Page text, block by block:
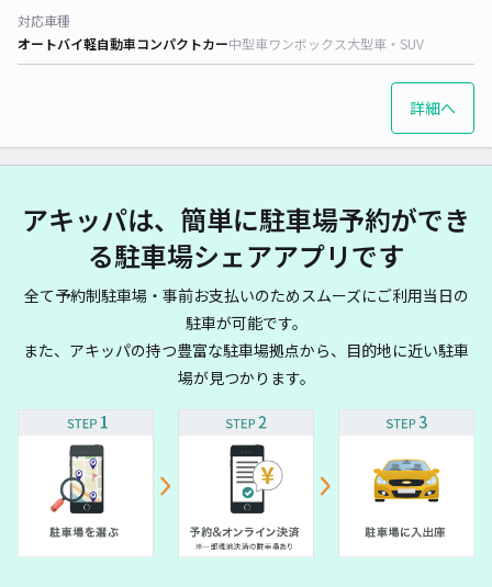
対応車種
オートバイ軽自動車コンパクトカー中型車ワンボックス大型車・SUV
詳細へ
アキッパは、簡単に駐車場予約ができ
る駐車場シェアアプリです
全て予約制駐車場・事前お支払いのためスムーズにご利用当日の
駐車が可能です。
また、アキッパの持つ豊富な駐車場拠点から、目的地に近い駐車
場が見つかります。